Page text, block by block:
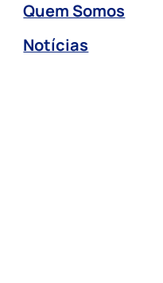
Quem Somos
Notícias